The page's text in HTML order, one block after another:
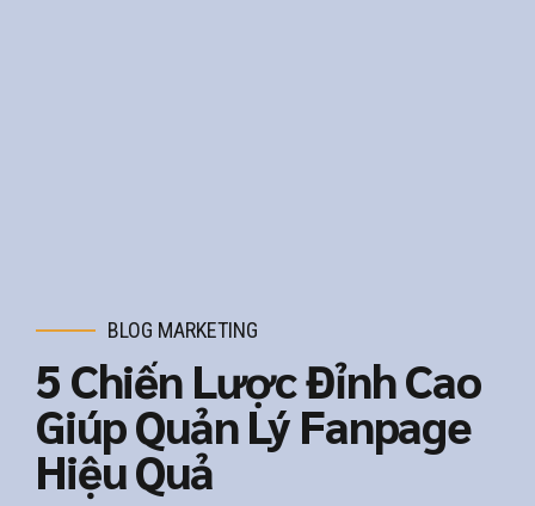
BLOG MARKETING
5 Chiến Lược Đỉnh Cao
Giúp Quản Lý Fanpage
Hiệu Quả